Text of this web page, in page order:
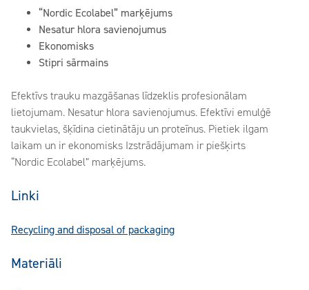
“Nordic Ecolabel” marķējums
Nesatur hlora savienojumus
Ekonomisks
Stipri sārmains
Efektīvs trauku mazgāšanas līdzeklis profesionālam
lietojumam. Nesatur hlora savienojumus. Efektīvi emulģē
taukvielas, šķīdina cietinātāju un proteīnus. Pietiek ilgam
laikam un ir ekonomisks Izstrādājumam ir piešķirts
“Nordic Ecolabel” marķējums.
Linki
Recycling and disposal of packaging
Materiāli